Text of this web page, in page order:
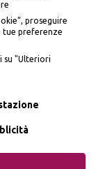
legale in via
proseguire
tue preferenze
su "Ulteriori